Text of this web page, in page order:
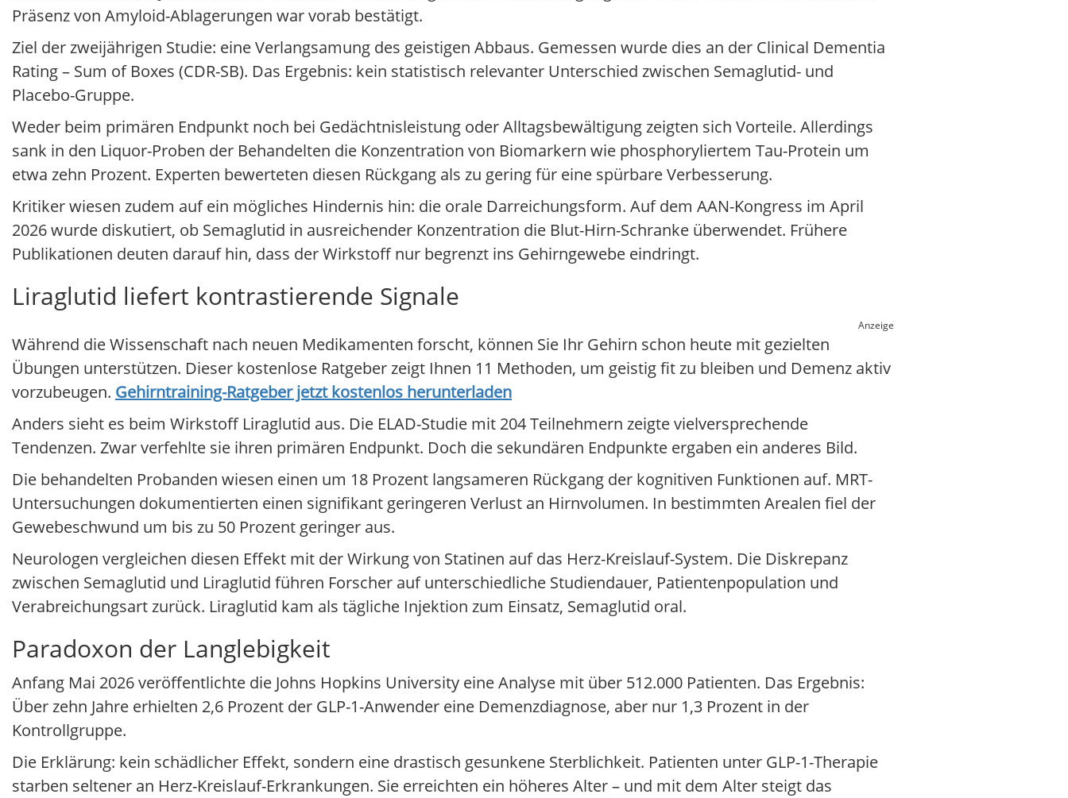
Präsenz von Amyloid-Ablagerungen war vorab bestätigt.
Ziel der zweijährigen Studie: eine Verlangsamung des geistigen Abbaus. Gemessen wurde dies an der Clinical Dementia
Rating – Sum of Boxes (CDR-SB). Das Ergebnis: kein statistisch relevanter Unterschied zwischen Semaglutid- und
Placebo-Gruppe.
Weder beim primären Endpunkt noch bei Gedächtnisleistung oder Alltagsbewältigung zeigten sich Vorteile. Allerdings
sank in den Liquor-Proben der Behandelten die Konzentration von Biomarkern wie phosphoryliertem Tau-Protein um
etwa zehn Prozent. Experten bewerteten diesen Rückgang als zu gering für eine spürbare Verbesserung.
Kritiker wiesen zudem auf ein mögliches Hindernis hin: die orale Darreichungsform. Auf dem AAN-Kongress im April
2026 wurde diskutiert, ob Semaglutid in ausreichender Konzentration die Blut-Hirn-Schranke überwendet. Frühere
Publikationen deuten darauf hin, dass der Wirkstoff nur begrenzt ins Gehirngewebe eindringt.
Liraglutid liefert kontrastierende Signale
Anzeige
Während die Wissenschaft nach neuen Medikamenten forscht, können Sie Ihr Gehirn schon heute mit gezielten
Übungen unterstützen. Dieser kostenlose Ratgeber zeigt Ihnen 11 Methoden, um geistig fit zu bleiben und Demenz aktiv
vorzubeugen. Gehirntraining-Ratgeber jetzt kostenlos herunterladen
Anders sieht es beim Wirkstoff Liraglutid aus. Die ELAD-Studie mit 204 Teilnehmern zeigte vielversprechende
Tendenzen. Zwar verfehlte sie ihren primären Endpunkt. Doch die sekundären Endpunkte ergaben ein anderes Bild.
Die behandelten Probanden wiesen einen um 18 Prozent langsameren Rückgang der kognitiven Funktionen auf. MRT-
Untersuchungen dokumentierten einen signifikant geringeren Verlust an Hirnvolumen. In bestimmten Arealen fiel der
Gewebeschwund um bis zu 50 Prozent geringer aus.
Neurologen vergleichen diesen Effekt mit der Wirkung von Statinen auf das Herz-Kreislauf-System. Die Diskrepanz
zwischen Semaglutid und Liraglutid führen Forscher auf unterschiedliche Studiendauer, Patientenpopulation und
Verabreichungsart zurück. Liraglutid kam als tägliche Injektion zum Einsatz, Semaglutid oral.
Paradoxon der Langlebigkeit
Anfang Mai 2026 veröffentlichte die Johns Hopkins University eine Analyse mit über 512.000 Patienten. Das Ergebnis:
Über zehn Jahre erhielten 2,6 Prozent der GLP-1-Anwender eine Demenzdiagnose, aber nur 1,3 Prozent in der
Kontrollgruppe.
Die Erklärung: kein schädlicher Effekt, sondern eine drastisch gesunkene Sterblichkeit. Patienten unter GLP-1-Therapie
starben seltener an Herz-Kreislauf-Erkrankungen. Sie erreichten ein höheres Alter – und mit dem Alter steigt das